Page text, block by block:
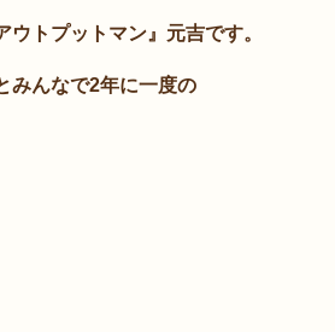
ウトプットマン』元吉です。
みんなで2年に一度の